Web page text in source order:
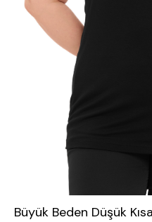
Büyük Beden Düşük